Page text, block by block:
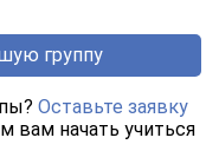
группу
Оставьте заявку
вам начать учиться